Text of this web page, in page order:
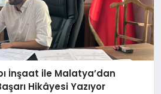
İnşaat ile Malatya’dan
Hikâyesi Yazıyor